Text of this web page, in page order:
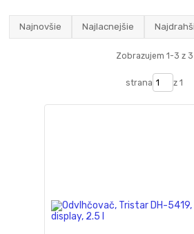
Najnovšie Najlacnejšie
Zobrazujem 1-3 z 3
strana z 1